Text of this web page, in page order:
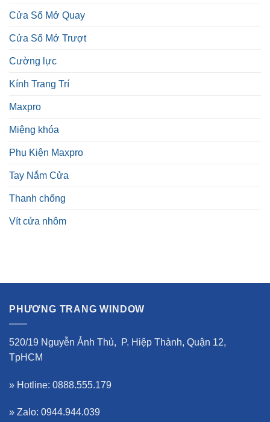
Cửa Sổ Mở Quay
Cửa Sổ Mở Trượt
Cường lực
Kính Trang Trí
Maxpro
Miệng khóa
Phụ Kiện Maxpro
Tay Nắm Cửa
Thanh chống
Vít cửa nhôm
PHƯƠNG TRANG WINDOW
520/19 Nguyễn Ảnh Thủ, P. Hiệp Thành, Quận 12,
TpHCM
» Hotline: 0888.555.179
» Zalo: 0944.944.039